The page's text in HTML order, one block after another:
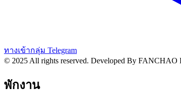
ทางเข้ากลุ่ม Telegram
© 2025 All rights reserved. Developed By FANCHAO
พักงาน